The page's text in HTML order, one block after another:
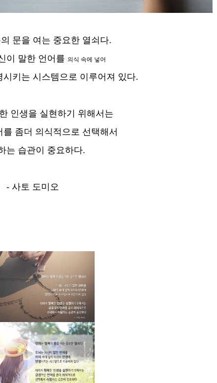
문을 여는 중요한 열쇠다.
이 말한 언어를 의식 속에 넣어
시키는 시스템으로 이루어져 있다.
인생을 실현하기 위해서는
를 좀더 의식적으로 선택해서
는 습관이 중요하다.
- 사토 도미오